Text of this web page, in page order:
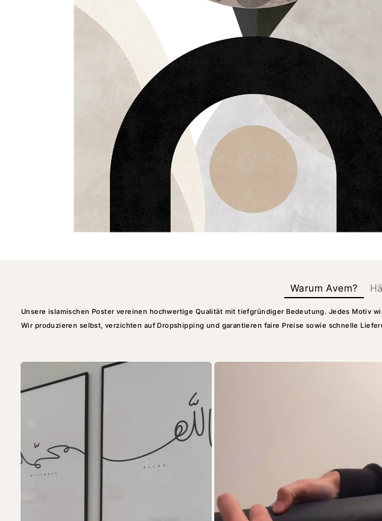
Warum Avem?
Unsere islamischen Poster vereinen hochwertige Qualität mit tiefgründiger Bedeutung. Jedes
Wir produzieren selbst, verzichten auf Dropshipping und garantieren faire Preise sowie schnelle